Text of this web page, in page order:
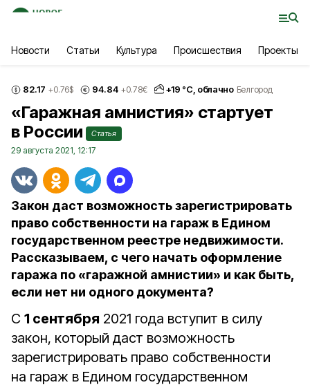
Новости Статьи Культура Происшествия Проекты
82.17 +0.76$ 94.84 +0.78€ +19 °С, облачно Белгород
«Гаражная амнистия» стартует
в России
Статья
29 августа 2021, 12:17
Закон даст возможность зарегистрировать
право собственности на гараж в Едином
государственном реестре недвижимости.
Рассказываем, с чего начать оформление
гаража по «гаражной амнистии» и как быть,
если нет ни одного документа?
С 1 сентября 2021 года вступит в силу
закон, который даст возможность
зарегистрировать право собственности
на гараж в Едином государственном